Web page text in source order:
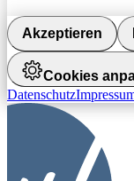
Akzeptieren
Cookies
Datenschutz